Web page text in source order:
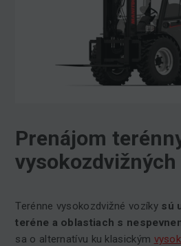
Prenájom
Terénne vysokozdvižné vozíky sú
teréne a oblastiach s
sa o alternatívu ku klasickým